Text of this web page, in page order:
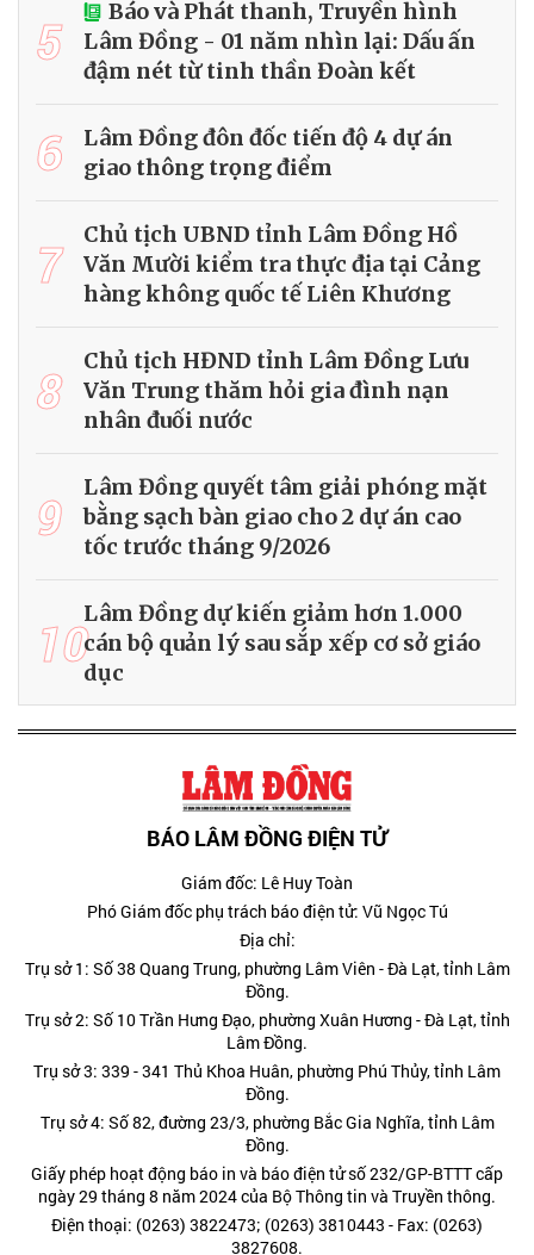
5
Báo và Phát thanh, Truyền hình
Lâm Đồng - 01 năm nhìn lại: Dấu ấn
đậm nét từ tinh thần Đoàn kết
6
Lâm Đồng đôn đốc tiến độ 4 dự án
giao thông trọng điểm
7
Chủ tịch UBND tỉnh Lâm Đồng Hồ
Văn Mười kiểm tra thực địa tại Cảng
hàng không quốc tế Liên Khương
8
Chủ tịch HĐND tỉnh Lâm Đồng Lưu
Văn Trung thăm hỏi gia đình nạn
nhân đuối nước
9
Lâm Đồng quyết tâm giải phóng mặt
bằng sạch bàn giao cho 2 dự án cao
tốc trước tháng 9/2026
10Lâm Đồng dự kiến giảm hơn 1.000
cán bộ quản lý sau sắp xếp cơ sở giáo
dục
BÁO LÂM ĐỒNG ĐIỆN TỬ
Giám đốc: Lê Huy Toàn
Phó Giám đốc phụ trách báo điện tử: Vũ Ngọc Tú
Địa chỉ:
Trụ sở 1: Số 38 Quang Trung, phường Lâm Viên - Đà Lạt, tỉnh Lâm
Đồng.
Trụ sở 2: Số 10 Trần Hưng Đạo, phường Xuân Hương - Đà Lạt, tỉnh
Lâm Đồng.
Trụ sở 3: 339 - 341 Thủ Khoa Huân, phường Phú Thủy, tỉnh Lâm
Đồng.
Trụ sở 4: Số 82, đường 23/3, phường Bắc Gia Nghĩa, tỉnh Lâm
Đồng.
Giấy phép hoạt động báo in và báo điện tử số 232/GP-BTTT cấp
ngày 29 tháng 8 năm 2024 của Bộ Thông tin và Truyền thông.
Điện thoại: (0263) 3822473; (0263) 3810443 - Fax: (0263)
3827608.